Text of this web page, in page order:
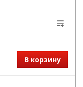
В корзину